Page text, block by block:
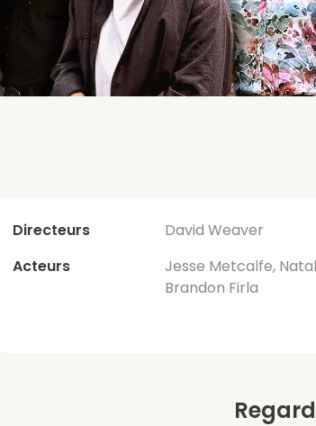
Directeurs
David Weaver
Acteurs
Jesse Metcalfe,
Brandon Firla